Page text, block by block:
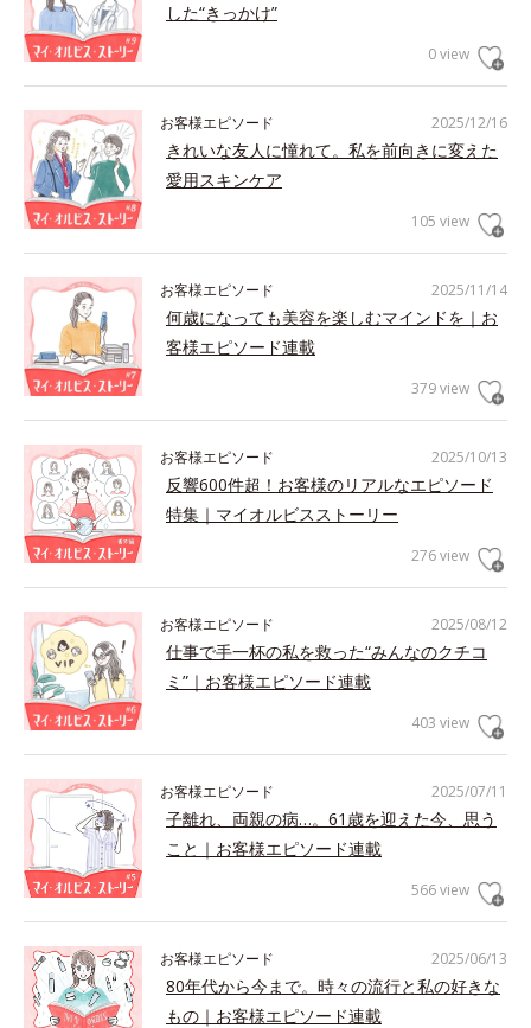
した“きっかけ”
0 view
2025/12/16
お客様エピソード
きれいな友人に憧れて。私を前向きに変えた
愛用スキンケア
105 view
2025/11/14
お客様エピソード
何歳になっても美容を楽しむマインドを｜お
客様エピソード連載
379 view
2025/10/13
お客様エピソード
反響600件超！お客様のリアルなエピソード
特集｜マイオルビスストーリー
276 view
2025/08/12
お客様エピソード
仕事で手一杯の私を救った“みんなのクチコ
ミ”｜お客様エピソード連載
403 view
2025/07/11
お客様エピソード
子離れ、両親の病…。61歳を迎えた今、思う
こと｜お客様エピソード連載
566 view
2025/06/13
お客様エピソード
80年代から今まで。時々の流行と私の好きな
もの｜お客様エピソード連載